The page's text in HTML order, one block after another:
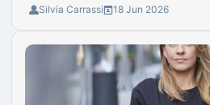
Silvia Carrassi 18 Jun 2026